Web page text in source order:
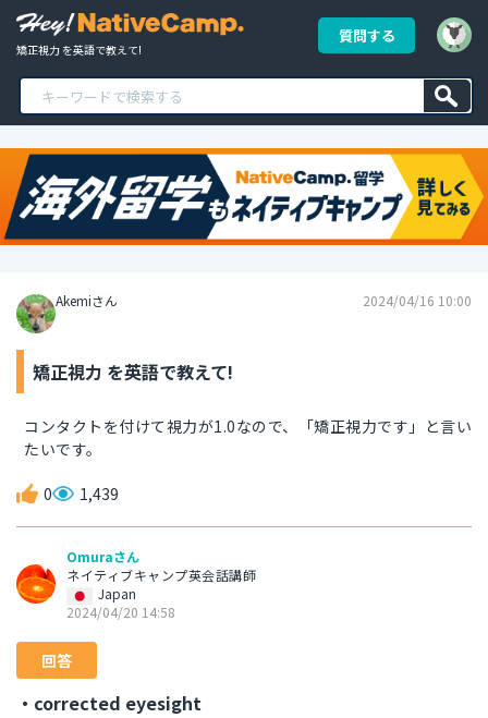
矯正視力 を英語で教えて!
質問する
Akemiさん 2024/04/16 10:00
矯正視力 を英語で教えて!
コンタクトを付けて視力が1.0なので、「矯正視力です」と言い
たいです。
0 1,439
Omuraさん
ネイティブキャンプ英会話講師
Japan
2024/04/20 14:58
回答
・corrected eyesight